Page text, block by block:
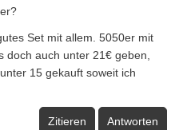
Set mit allem. 5050er mit
doch auch unter 21€ geben,
15 gekauft soweit ich
Zitieren Antworten